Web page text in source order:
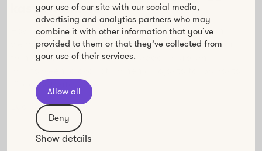
your use of our site with our social media,
advertising and analytics partners who may
combine it with other information that you’ve
provided to them or that they’ve collected from
your use of their services.
Allow all
Deny
Show details
kasvattamista
Howspacen avulla Sofigate auttaa asiakkaitaan
viemään onnistuneesti läpi mittavia liiketoiminnan
transformaatioita. Ihmiset saadaan mukaan
riippumatonta.
Lue lisää